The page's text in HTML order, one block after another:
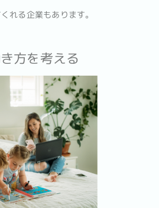
れる企業もあります。
方を考える